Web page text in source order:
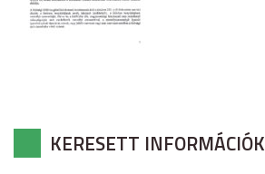
KERESETT INFORMÁCIÓK